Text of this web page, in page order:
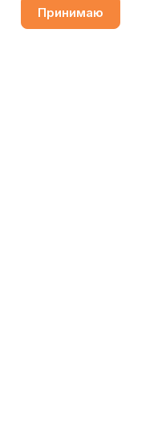
Принимаю